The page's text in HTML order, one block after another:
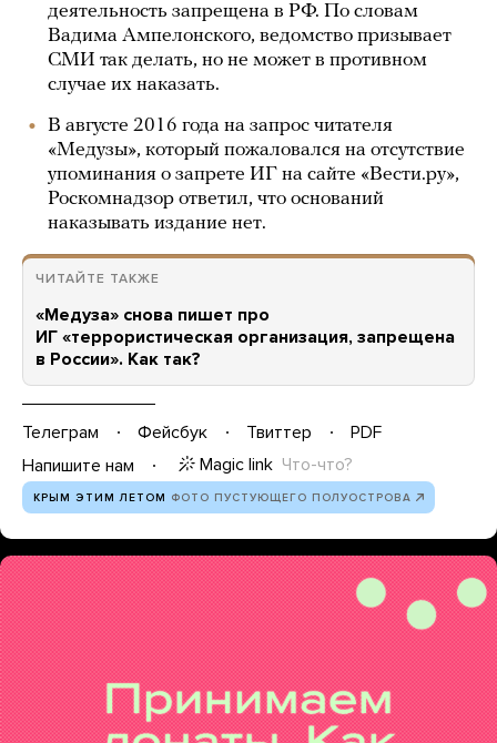
деятельность запрещена в РФ. По словам
Вадима Ампелонского, ведомство призывает
СМИ так делать, но не может в противном
случае их наказать.
В августе 2016 года на запрос читателя
«Медузы», который пожаловался на отсутствие
упоминания о запрете ИГ на сайте «Вести.ру»,
Роскомнадзор ответил, что оснований
наказывать издание нет.
ЧИТАЙТЕ ТАКЖЕ
«Медуза» снова пишет про
ИГ «террористическая организация, запрещена
в России». Как так?
Телеграм Фейсбук Твиттер
PDF
Напишите нам
Magic link Что-что?
КРЫМ ЭТИМ ЛЕТОМ ФОТО ПУСТУЮЩЕГО ПОЛУОСТРОВА